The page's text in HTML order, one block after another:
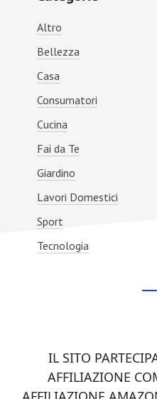
Sidebar
Altro
Bellezza
Casa
Consumatori
Cucina
Fai da Te
Giardino
Lavori Domestici
Sport
Tecnologia
IL SITO
AFFILIAZIONE